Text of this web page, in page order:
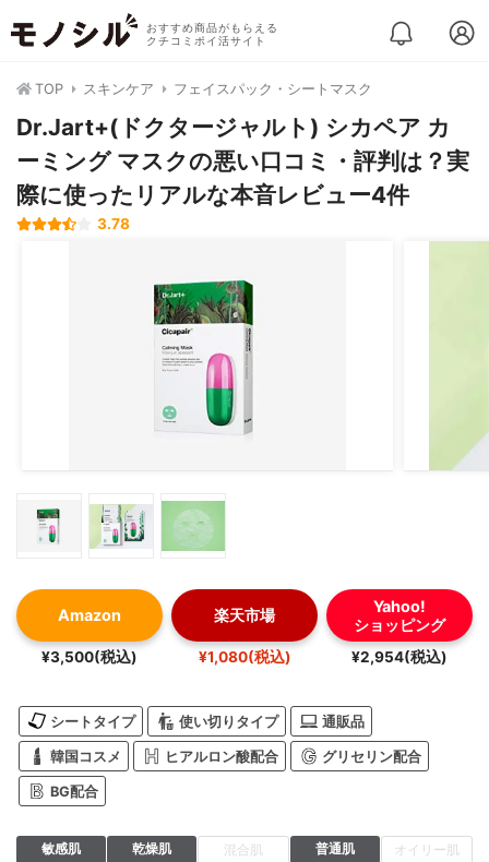
おすすめ商品がもらえる
クチコミポイ活サイト
TOP スキンケア フェイスパック・シートマスク
Dr.Jart+(ドクタージャルト) シカペア カ
ーミング マスクの悪い口コミ・評判は？実
際に使ったリアルな本音レビュー4件
3.78
Amazon
¥3,500(税込)
楽天市場
¥1,080(税込)
Yahoo!
ショッピング
¥2,954(税込)
シートタイプ 使い切りタイプ 通販品
韓国コスメ ヒアルロン酸配合 グリセリン配合
BG配合
敏感肌 乾燥肌 混合肌 普通肌 オイリー肌